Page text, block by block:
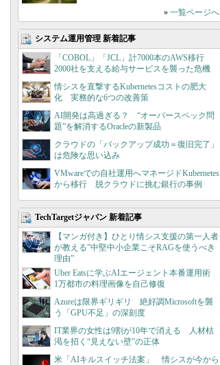
» 一覧ページへ
システム運用管理 新着記事
「COBOL」「JCL」計7000本のAWS移行
2000社を支える給与サービスを襲った危機
情シスを直撃するKubernetesコストの肥大
化 実務的な6つの改善策
AI開発は高過ぎる？ “オーバースペック問
題”を解消するOracleの新製品
クラウドの「バックアップ成功＝復旧完了」
は危険な思い込み
VMwareでの自社運用へマネージドKubernetes
から移行 脱クラウドに挑む銀行の事例
TechTargetジャパン 新着記事
【マンガ付き】ひとり情シス支援の第一人者
が教える”中堅中小企業こそRAGを使うべき
理由”
Uber Eatsに学ぶAIエージェント本番運用術
1万都市の料理画像を自己修復
Azureは限界ギリギリ 絶好調Microsoftを襲
う「GPU不足」の深刻度
IT業界の女性は9割が10年で消える 人材枯
渇を招く“見えない壁”の正体
米「AIキルスイッチ法案」 情シスが今から